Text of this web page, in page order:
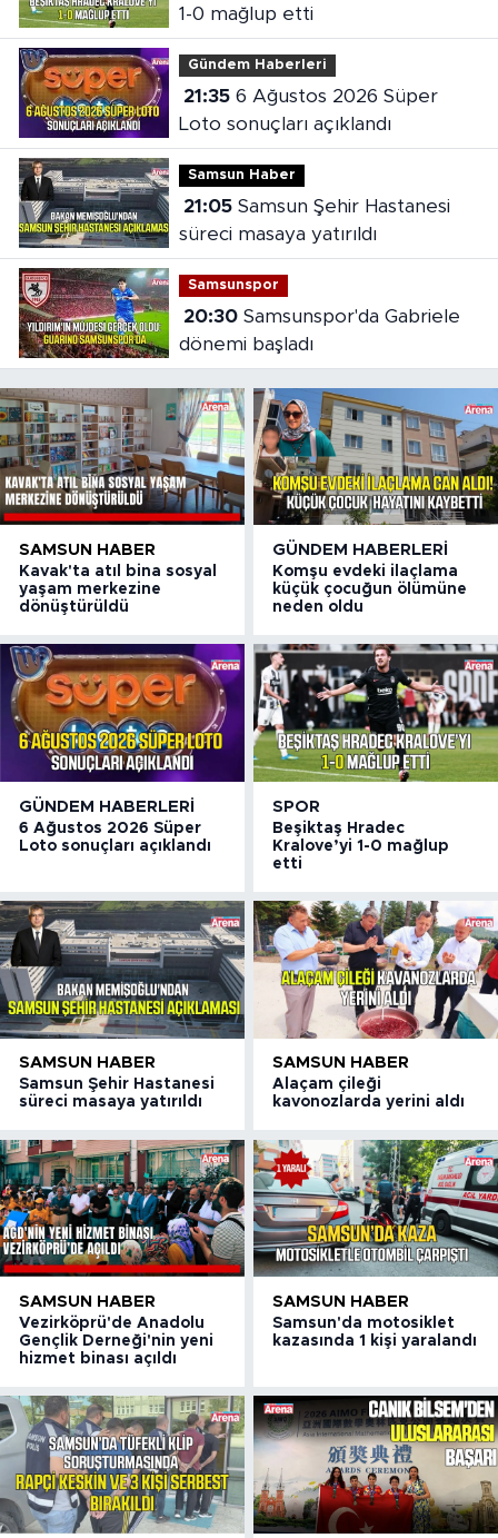
1-0 mağlup etti
Gündem Haberleri
21:356 Ağustos 2026 Süper
Loto sonuçları açıklandı
Samsun Haber
21:05Samsun Şehir Hastanesi
süreci masaya yatırıldı
Samsunspor
20:30Samsunspor'da Gabriele
dönemi başladı
SAMSUN HABER
Kavak'ta atıl bina sosyal
yaşam merkezine
dönüştürüldü
GÜNDEM HABERLERI
Komşu evdeki ilaçlama
küçük çocuğun ölümüne
neden oldu
GÜNDEM HABERLERI
6 Ağustos 2026 Süper
Loto sonuçları açıklandı
SPOR
Beşiktaş Hradec
Kralove’yi 1-0 mağlup
etti
SAMSUN HABER
Samsun Şehir Hastanesi
süreci masaya yatırıldı
SAMSUN HABER
Alaçam çileği
kavonozlarda yerini aldı
SAMSUN HABER
Vezirköprü'de Anadolu
Gençlik Derneği'nin yeni
hizmet binası açıldı
SAMSUN HABER
Samsun'da motosiklet
kazasında 1 kişi yaralandı